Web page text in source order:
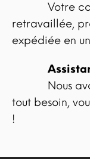
Votre
retravaillée,
expédiée en
Nous
tout besoin,
!